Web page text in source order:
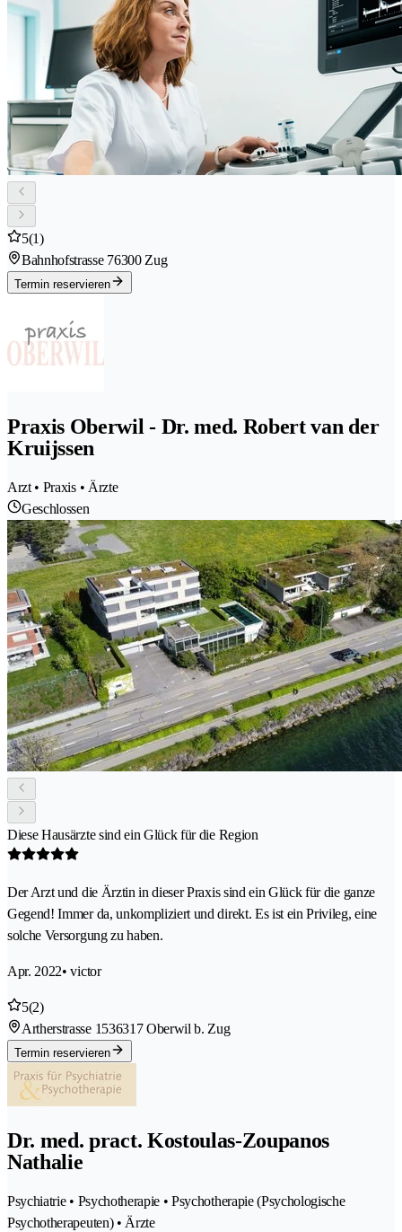
5(1)
Bahnhofstrasse 76300 Zug
Termin reservieren
Praxis Oberwil - Dr. med. Robert van der
Kruijssen
Arzt • Praxis • Ärzte
Geschlossen
Diese Hausärzte sind ein Glück für die Region
Der Arzt und die Ärztin in dieser Praxis sind ein Glück für die ganze
Gegend! Immer da, unkompliziert und direkt. Es ist ein Privileg, eine
solche Versorgung zu haben.
Apr. 2022• victor
5(2)
Artherstrasse 1536317 Oberwil b. Zug
Termin reservieren
Dr. med. pract. Kostoulas-Zoupanos
Nathalie
Psychiatrie • Psychotherapie • Psychotherapie (Psychologische
Psychotherapeuten) • Ärzte